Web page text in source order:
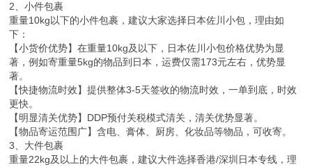
2、小件包裹
重量10kg以下的小件包裹，建议大家选择日本佐川小包，理由如
下：
【小货价优势】在重量10kg及以下，日本佐川小包价格优势为显
著，例如寄重量5kg的物品到日本，运费仅需173元左右，优势显
著。
【快捷物流时效】提供整体3-5天签收的物流时效，一单到底，时效
更快。
【明显清关优势】DDP预付关税模式清关，清关优势显著。
【物品寄运范围广】含电、膏体、厨房、化妆品等物品，可收寄。
3、大件包裹
重量22kg及以上的大件包裹，建议大件选择香港/深圳日本专线，理